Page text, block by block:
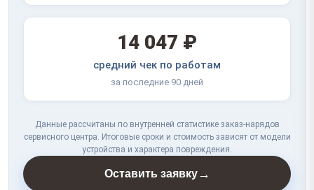
14 047 ₽
средний чек по работам
за последние 90 дней
Данные рассчитаны по внутренней статистике заказ-нарядов
сервисного центра. Итоговые сроки и стоимость зависят от модели
устройства и характера повреждения.
Оставить заявку→